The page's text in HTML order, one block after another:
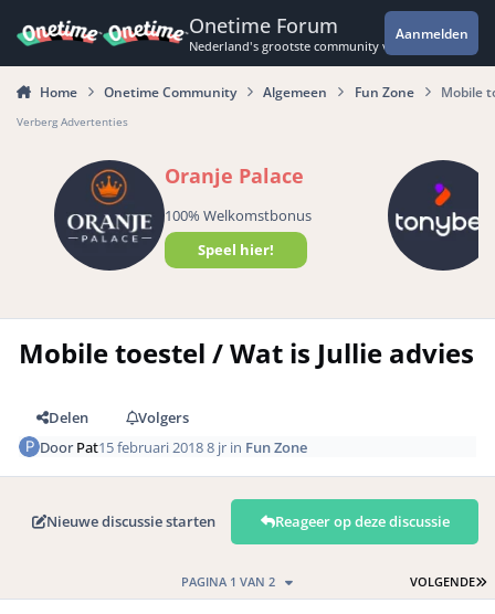
Onetime Forum
Nederland's grootste community voor de
Aanmelden
Home Onetime Community Algemeen Fun Zone Mobile
Verberg Advertenties
Oranje Palace
100% Welkomstbonus
Speel hier!
Mobile toestel / Wat is Jullie advies
Delen
Volgers
DoorPat15 februari 20188 jr in Fun Zone
Nieuwe discussie starten Reageer op deze discussie
VOLGENDE
PAGINA 1 VAN 2